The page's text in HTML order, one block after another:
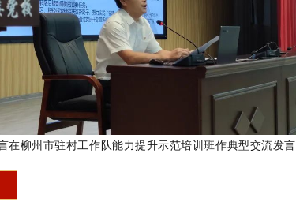
柳州市驻村工作队能力提升示范培训班作典型交流发言